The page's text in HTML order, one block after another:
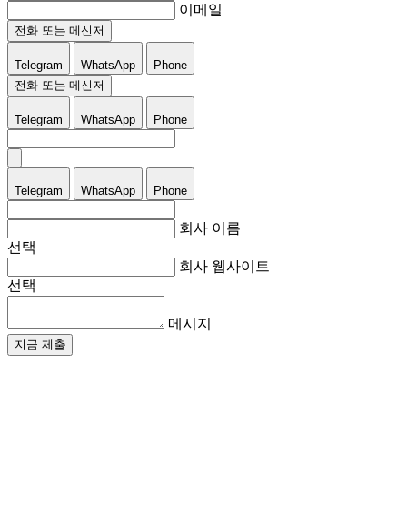
이메일
전화 또는 메신저
Telegram WhatsApp
Phone
전화 또는 메신저
Telegram WhatsApp Phone
Telegram WhatsApp Phone
회사 이름
선택
회사 웹사이트
선택
메시지
지금 제출